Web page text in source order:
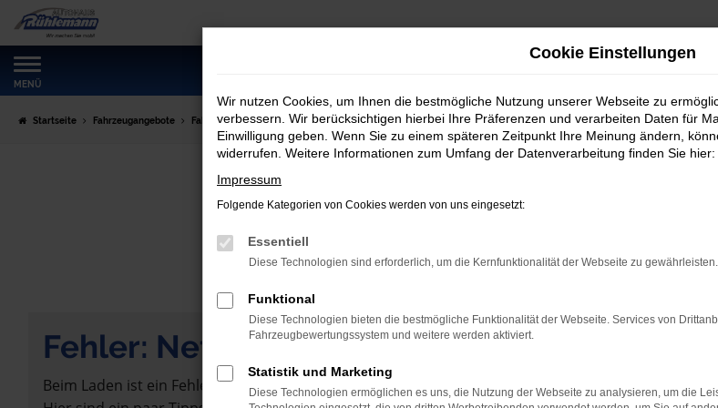
Zum
Hauptinhalt
springen
MENÜ
Startseite Fahrzeugangebote Fahrzeugmarkt
Fahrzeugmarkt
Fehler: Network Error
Beim Laden ist ein Fehler aufgetreten.
Cookie Einstellungen
Wir nutzen Cookies, um Ihnen die bestmögliche Nutzung unserer Webseite zu
verbessern. Wir berücksichtigen hierbei Ihre Präferenzen und verarbeiten Daten für
Einwilligung geben. Wenn Sie zu einem späteren Zeitpunkt Ihre Meinung ändern,
widerrufen. Weitere Informationen zum Umfang der Datenverarbeitung finden Sie hier:
Impressum
Folgende Kategorien von Cookies werden von uns eingesetzt:
Essentiell
Diese Technologien sind erforderlich, um die Kernfunktionalität der Webseite zu gewährleisten.
Funktional
Diese Technologien bieten die bestmögliche Funktionalität der Webseite. Services von
Fahrzeugbewertungssystem und weitere werden aktiviert.
Statistik und Marketing
Diese Technologien ermöglichen es uns, die Nutzung der Webseite zu analysieren, um die